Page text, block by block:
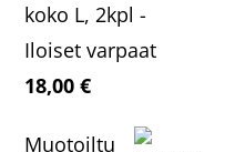
koko L, 2kpl -
Iloiset varpaat
18,00€
Muotoiltu